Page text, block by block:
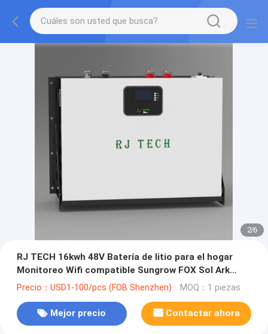
2/6
RJ TECH 16kwh 48V Batería de litio para el hogar
Monitoreo Wifi compatible Sungrow FOX Sol Ark
SMA hoymiles
Precio：USD1-100/pcs (FOB Shenzhen) MOQ：1 piezas
Mejor precio Contactar ahora